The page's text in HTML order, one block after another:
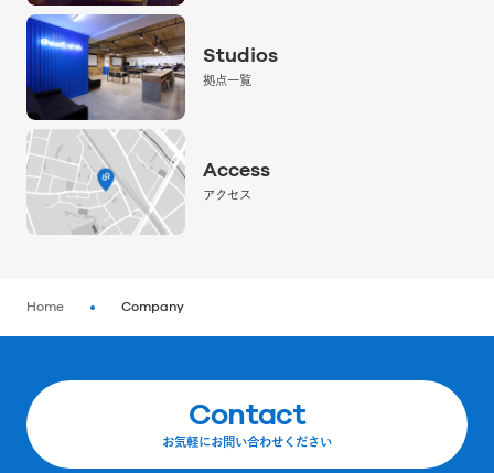
Studios
拠点一覧
Access
アクセス
Home Company
Contact
お気軽にお問い合わせください